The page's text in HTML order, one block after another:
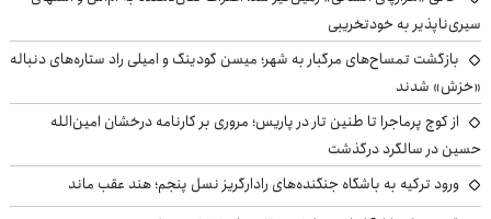
سیری‌ناپذیر به خودتخریبی
بازگشت تمساح‌های مرگبار به شهر؛ میسن گودینگ و امیلی راد ستاره‌های دنباله
«خزش» شدند
از کوچ‌ پرماجرا تا طنین تار در پاریس؛ مروری بر کارنامه درخشان امین‌الله
حسین در سالگرد درگذشت
ورود ترکیه به باشگاه جنگنده‌های رادارگریز نسل پنجم؛ هند عقب ماند